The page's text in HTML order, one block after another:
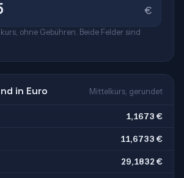
€
ohne Gebühren. Beide Felder sind
in Euro Mittelkurs, gerundet
1,1673 €
11,6733 €
29,1832 €